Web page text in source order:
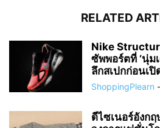
RELATED
Nike
ซัพพอร์ตที่ ‘นุ่ม
ลึกสเปกก่อนเ
ShoppingPlearn -
ดีไซเนอร์อังก